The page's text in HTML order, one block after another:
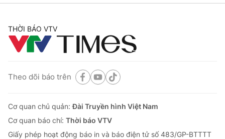
THỜI BÁO VTV
Theo dõi báo trên
Cơ quan chủ quản:Đài Truyền hình Việt Nam
Cơ quan báo chí: Thời báo VTV
Giấy phép hoạt động báo in và báo điện tử số 483/GP-BTTTT